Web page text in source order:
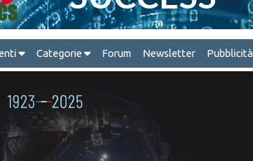
Categorie Forum Newsletter Pubblicità